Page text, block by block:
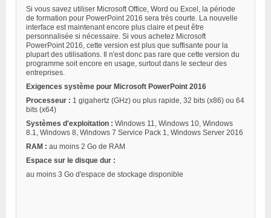
Si vous savez utiliser Microsoft Office, Word ou Excel, la période
de formation pour PowerPoint 2016 sera très courte. La nouvelle
interface est maintenant encore plus claire et peut être
personnalisée si nécessaire. Si vous achetez Microsoft
PowerPoint 2016, cette version est plus que suffisante pour la
plupart des utilisations. Il n'est donc pas rare que cette version du
programme soit encore en usage, surtout dans le secteur des
entreprises.
Exigences système pour Microsoft PowerPoint 2016
Processeur : 1 gigahertz (GHz) ou plus rapide, 32 bits (x86) ou 64
bits (x64)
Systèmes d'exploitation : Windows 11, Windows 10, Windows
8.1, Windows 8, Windows 7 Service Pack 1, Windows Server 2016
RAM : au moins 2 Go de RAM
Espace sur le disque dur :
au moins 3 Go d'espace de stockage disponible